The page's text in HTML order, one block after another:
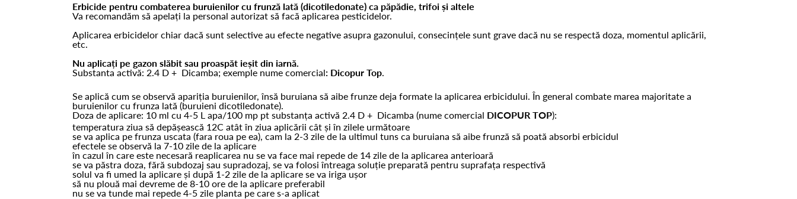
Erbicide pentru combaterea buruienilor cu frunză lată (dicotiledonate) ca păpădie, trifoi și altele
Va recomandăm să apelați la personal autorizat să facă aplicarea pesticidelor.
Aplicarea erbicidelor chiar dacă sunt selective au efecte negative asupra gazonului, consecințele sunt grave dacă nu se respectă doza, momentul aplicării,
etc.
Nu aplicați pe gazon slăbit sau proaspăt ieșit din iarnă.
Substanta activă: 2.4 D + Dicamba; exemple nume comercial: Dicopur Top.
Se aplică cum se observă apariția buruienilor, însă buruiana să aibe frunze deja formate la aplicarea erbicidului. În general combate marea majoritate a
buruienilor cu frunza lată (buruieni dicotiledonate).
Doza de aplicare: 10 ml cu 4-5 L apa/100 mp pt substanța activă 2.4 D + Dicamba (nume comercial DICOPUR TOP):
temperatura ziua să depășească 12C atât în ziua aplicării cât și în zilele următoare
se va aplica pe frunza uscata (fara roua pe ea), cam la 2-3 zile de la ultimul tuns ca buruiana să aibe frunză să poată absorbi erbicidul
efectele se observă la 7-10 zile de la aplicare
în cazul în care este necesară reaplicarea nu se va face mai repede de 14 zile de la aplicarea anterioară
se va păstra doza, fără subdozaj sau supradozaj, se va folosi întreaga soluție preparată pentru suprafața respectivă
solul va fi umed la aplicare și după 1-2 zile de la aplicare se va iriga ușor
să nu plouă mai devreme de 8-10 ore de la aplicare preferabil
nu se va tunde mai repede 4-5 zile planta pe care s-a aplicat